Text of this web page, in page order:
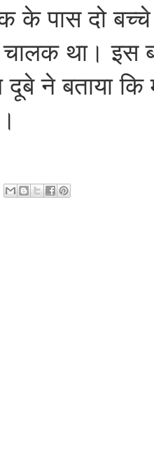
के पास दो
था। इस
दूबे ने बताया